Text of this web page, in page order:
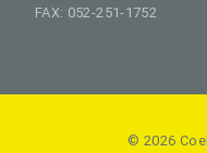
FAX: 052-251-1752
© 2026